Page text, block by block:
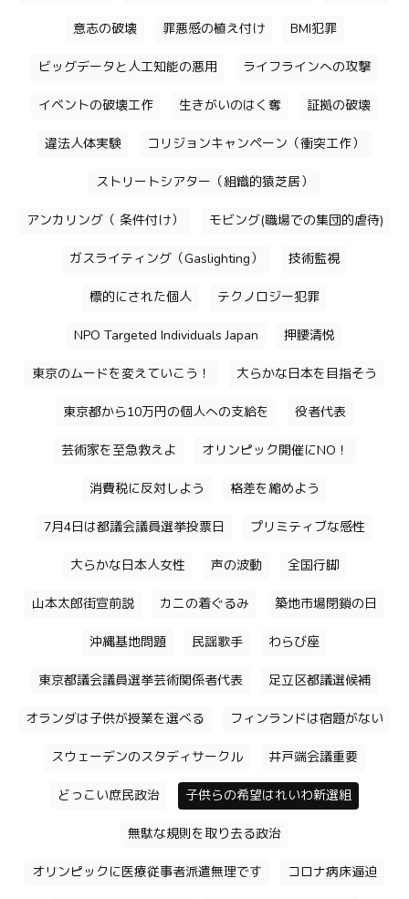
意志の破壊 罪悪感の植え付け BMI犯罪
ビッグデータと人工知能の悪用 ライフラインへの攻撃
イベントの破壊工作 生きがいのはく奪 証拠の破壊
違法人体実験 コリジョンキャンペーン（衝突工作）
ストリートシアター（組織的猿芝居）
アンカリング（ 条件付け） モビング(職場での集団的虐待)
ガスライティング（Gaslighting） 技術監視
標的にされた個人 テクノロジー犯罪
NPO Targeted Individuals Japan 押腰清悦
東京のムードを変えていこう！ 大らかな日本を目指そう
東京都から10万円の個人への支給を 役者代表
芸術家を至急救えよ オリンピック開催にNO！
消費税に反対しよう 格差を縮めよう
7月4日は都議会議員選挙投票日 プリミティブな感性
大らかな日本人女性 声の波動 全国行脚
山本太郎街宣前説 カニの着ぐるみ 築地市場閉鎖の日
沖縄基地問題 民謡歌手 わらび座
東京都議会議員選挙芸術関係者代表 足立区都議選候補
オランダは子供が授業を選べる フィンランドは宿題がない
スウェーデンのスタディサークル 井戸端会議重要
どっこい庶民政治 子供らの希望はれいわ新選組
無駄な規則を取り去る政治
オリンピックに医療従事者派遣無理です コロナ病床逼迫